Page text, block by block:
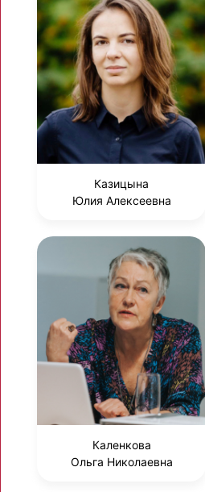
Казицына
Юлия Алексеевна
Каленкова
Ольга Николаевна